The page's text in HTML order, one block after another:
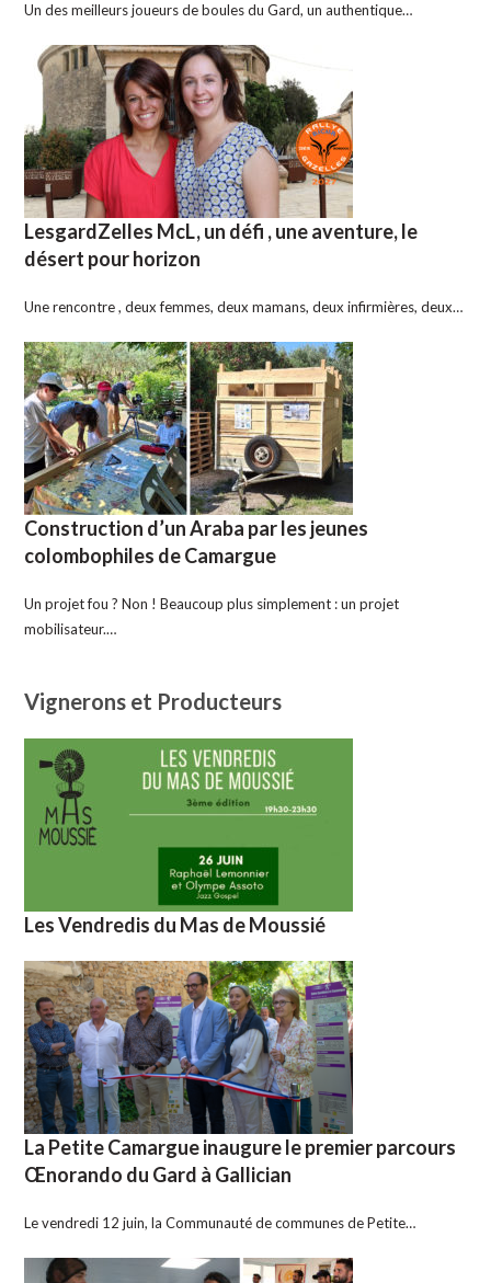
Un des meilleurs joueurs de boules du Gard, un authentique…
LesgardZelles McL, un défi , une aventure, le
désert pour horizon
Une rencontre , deux femmes, deux mamans, deux infirmières, deux…
Construction d’un Araba par les jeunes
colombophiles de Camargue
Un projet fou ? Non ! Beaucoup plus simplement : un projet
mobilisateur.…
Vignerons et Producteurs
Les Vendredis du Mas de Moussié
La Petite Camargue inaugure le premier parcours
Œnorando du Gard à Gallician
Le vendredi 12 juin, la Communauté de communes de Petite…